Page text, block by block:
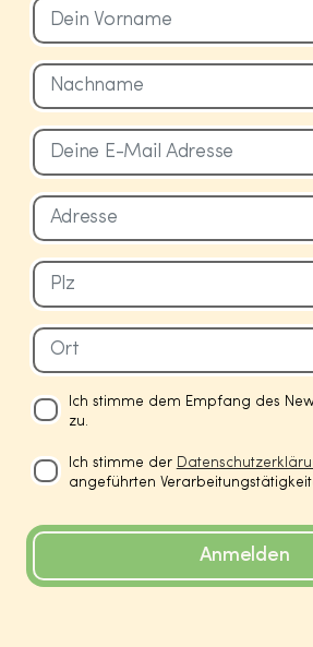
Ich stimme dem Empfang des
zu.
Ich stimme der
angeführten
Anmelden